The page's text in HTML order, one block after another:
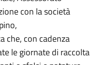
con la società
che, con cadenza
le giornate di raccolta